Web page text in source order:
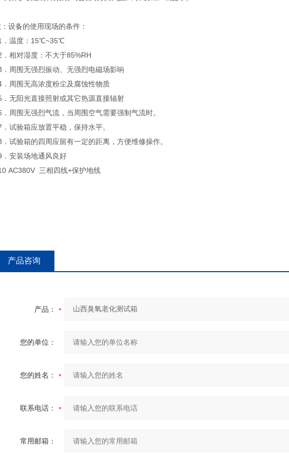
：设备的使用现场的条件：
温度：15℃~35℃
相对湿度：不大于85%RH
周围无强烈振动、无强烈电磁场影响
周围无高浓度粉尘及腐蚀性物质
无阳光直接照射或其它热源直接辐射
周围无强烈气流，当周围空气需要强制气流时。
试验箱应放置平稳，保持水平。
试验箱的四周应留有一定的距离，方便维修操作。
安装场地通风良好
AC380V 三相四线+保护地线
产品咨询
产品：
您的单位：
您的姓名：
联系电话：
常用邮箱：